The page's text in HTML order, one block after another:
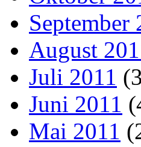
September
August
Juli 2011
Juni 2011
Mai 2011